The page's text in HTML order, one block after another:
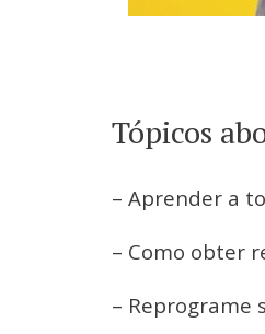
Tópicos
– Aprender a
– Como obter
– Reprograme